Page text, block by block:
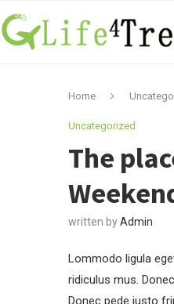
Home
Uncategorized
The
written byAdmin
Lommodo ligula
ridiculus mus.
Donec pede justo